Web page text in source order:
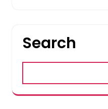
Search